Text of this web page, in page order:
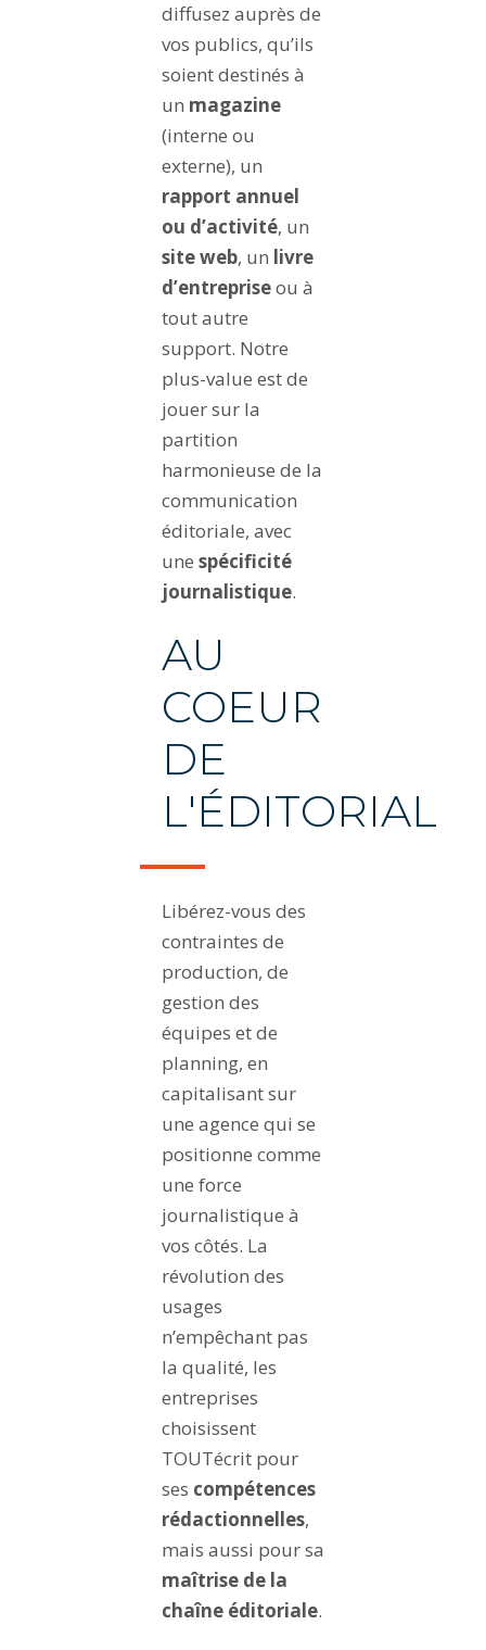
diffusez auprès de
vos publics, qu’ils
soient destinés à
un magazine
(interne ou
externe), un
rapport annuel
ou d’activité, un
site web, un livre
d’entrepriseou à
tout autre
support. Notre
plus-value est de
jouer sur la
partition
harmonieuse de la
communication
éditoriale, avec
une spécificité
journalistique.
AU
COEUR
DE
L'ÉDITORIAL
Libérez-vous des
contraintes de
production, de
gestion des
équipes et de
planning, en
capitalisant sur
une agence qui se
positionne comme
une force
journalistique à
vos côtés. La
révolution des
usages
n’empêchant pas
la qualité, les
entreprises
choisissent
TOUTécrit pour
ses compétences
rédactionnelles,
mais aussi pour sa
maîtrise de la
chaîne éditoriale.